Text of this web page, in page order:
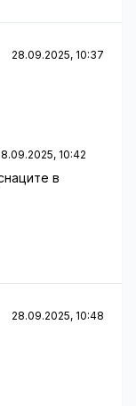
28.09.2025, 10:37
10:42
в
28.09.2025, 10:48